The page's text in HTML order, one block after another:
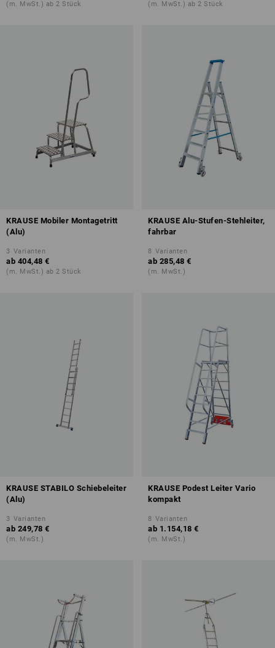
(m. MwSt.) ab 2 Stück (m. MwSt.) ab 2 Stück
KRAUSE Mobiler Montagetritt
(Alu)
3 Varianten
ab 404,48 €
(m. MwSt.) ab 2 Stück
KRAUSE Alu-Stufen-Stehleiter,
fahrbar
8 Varianten
ab 285,48 €
(m. MwSt.)
KRAUSE STABILO Schiebeleiter
(Alu)
3 Varianten
ab 249,78 €
(m. MwSt.)
KRAUSE Podest Leiter Vario
kompakt
8 Varianten
ab 1.154,18 €
(m. MwSt.)